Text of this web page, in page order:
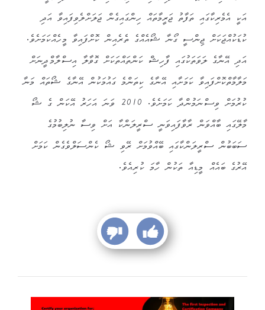
އަކީ އެމެރިކާގައި ތަފާތު ޖަރީމާތައް ހިންގައިގެން ޖަލަށްލެވިފައިވާ އަދި
ކުޑަކުއްޖަކަށް ޖިންސީ ގޯނާ ޝޯއެއްގެ ތެރެއިން ކޮށްފައިވާ މީހެއްކަމަށެވެ.
އަދި އޭނާގެ ލަވަތަކުގައި ފާހިޝް ކަންތައްތަކަށް ގޮވާލާ އިސްލާމްދީނަށް
މަލާމާތްކޮށްފައިވާ ކަމަށާއި އޭނާގެ ކިތަންމެ ގައުމަކުން އޭނާގެ ޝޯތައް މަނާ
ކުރުމަށް ވިސްނަމުންދާ ކަމަށެވެ. 2010 ވަނަ އަހަރު އޭކަން ގެ ޝޯ
މާލޭގައި ބާއްވަން ރާވާފައިވަނީ ސްރީލަންކާ އަށް ވިސާ ނުލިބުމުގެ
ސަބަބުން ސްރީލަންކާގައި ބޭއްވުމަށް ރޭވި ޝޯ ކެންސަލްވެގެން ކަމަށް
އޭރުގެ ބައެއް މީޑިއާ ތަކުން ހާމަ ކުރިއެވެ.